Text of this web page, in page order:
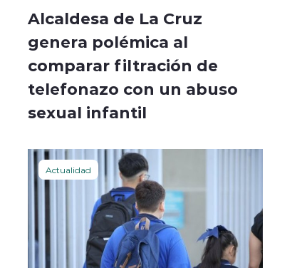
Alcaldesa de La Cruz
genera polémica al
comparar filtración de
telefonazo con un abuso
sexual infantil
Actualidad